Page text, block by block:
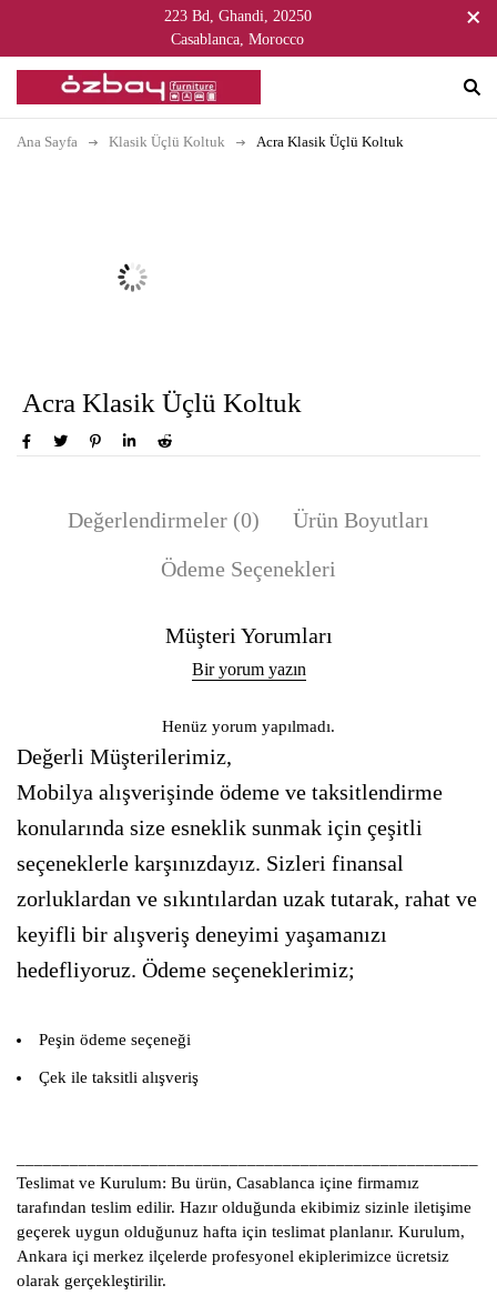
223 Bd, Ghandi, 20250
Casablanca, Morocco
Ana Sayfa Klasik Üçlü Koltuk Acra Klasik Üçlü Koltuk
Acra Klasik Üçlü Koltuk
Değerlendirmeler (0)
Ürün Boyutları
Ödeme Seçenekleri
Müşteri Yorumları
Bir yorum yazın
Henüz yorum yapılmadı.
Değerli Müşterilerimiz,
Mobilya alışverişinde ödeme ve taksitlendirme
konularında size esneklik sunmak için çeşitli
seçeneklerle karşınızdayız. Sizleri finansal
zorluklardan ve sıkıntılardan uzak tutarak, rahat ve
keyifli bir alışveriş deneyimi yaşamanızı
hedefliyoruz. Ödeme seçeneklerimiz;
Peşin ödeme seçeneği
Çek ile taksitli alışveriş
Teslimat ve Kurulum: Bu ürün, Casablanca içine firmamız
tarafından teslim edilir. Hazır olduğunda ekibimiz sizinle iletişime
geçerek uygun olduğunuz hafta için teslimat planlanır. Kurulum,
Ankara içi merkez ilçelerde profesyonel ekiplerimizce ücretsiz
olarak gerçekleştirilir.